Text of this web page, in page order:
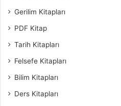
Gerilim Kitapları
PDF Kitap
Tarih Kitapları
Felsefe Kitapları
Bilim Kitapları
Ders Kitapları